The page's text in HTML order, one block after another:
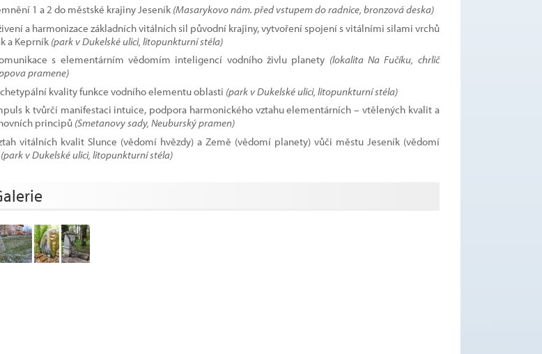
1 a 2 do městské krajiny Jeseník (Masarykovo nám. před vstupem do radnice, bronzová deska)
a harmonizace základních vitálních sil původní krajiny, vytvoření spojení s vitálními silami vrchů
a Keprník (park v Dukelské ulici, litopunkturní stéla)
s elementárním vědomím inteligencí vodního živlu planety (lokalita Na Fučíku, chrlič
pramene)
kvality funkce vodního elementu oblasti (park v Dukelské ulici, litopunkturní stéla)
k tvůrčí manifestaci intuice, podpora harmonického vztahu elementárních – vtělených kvalit a
principů (Smetanovy sady, Neuburský pramen)
vitálních kvalit Slunce (vědomí hvězdy) a Země (vědomí planety) vůči městu Jeseník (vědomí
(park v Dukelské ulici, litopunkturní stéla)